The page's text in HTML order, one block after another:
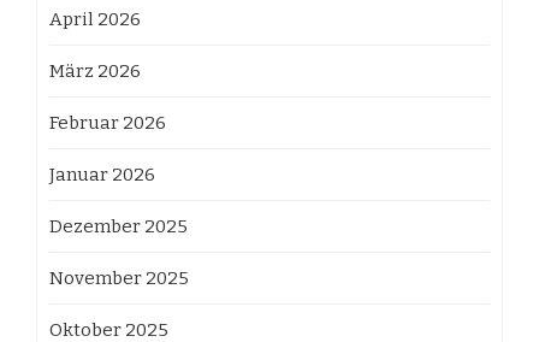
April 2026
März 2026
Februar 2026
Januar 2026
Dezember 2025
November 2025
Oktober 2025